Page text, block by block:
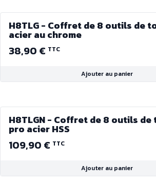
H8TLG - Coffret de 8 outils de
acier au chrome
38,90 € TTC
Ajouter au panier
H8TLGN - Coffret de 8 outils
pro acier HSS
109,90 € TTC
Ajouter au panier